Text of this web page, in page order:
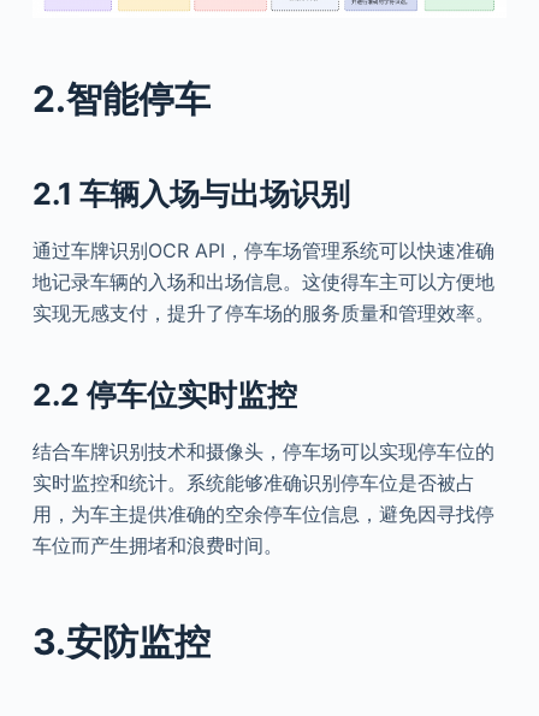
2.智能停车
2.1 车辆入场与出场识别
通过车牌识别OCR API，停车场管理系统可以快速准确
地记录车辆的入场和出场信息。这使得车主可以方便地
实现无感支付，提升了停车场的服务质量和管理效率。
2.2 停车位实时监控
结合车牌识别技术和摄像头，停车场可以实现停车位的
实时监控和统计。系统能够准确识别停车位是否被占
用，为车主提供准确的空余停车位信息，避免因寻找停
车位而产生拥堵和浪费时间。
3.安防监控